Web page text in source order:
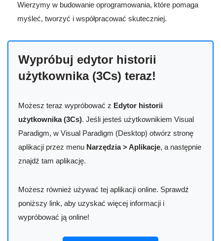
Wierzymy w budowanie oprogramowania, które pomaga
myśleć, tworzyć i współpracować skuteczniej.
Wypróbuj edytor historii
użytkownika (3Cs) teraz!
Możesz teraz wypróbować z Edytor historii
użytkownika (3Cs). Jeśli jesteś użytkownikiem Visual
Paradigm, w Visual Paradigm (Desktop) otwórz stronę
aplikacji przez menu Narzędzia > Aplikacje, a następnie
znajdź tam aplikację.
Możesz również używać tej aplikacji online. Sprawdź
poniższy link, aby uzyskać więcej informacji i
wypróbować ją online!